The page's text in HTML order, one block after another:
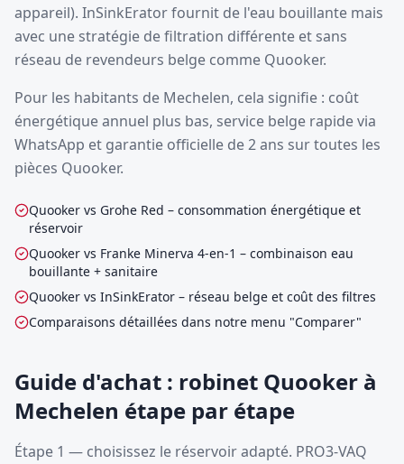
appareil). InSinkErator fournit de l'eau bouillante mais
avec une stratégie de filtration différente et sans
réseau de revendeurs belge comme Quooker.
Pour les habitants de Mechelen, cela signifie : coût
énergétique annuel plus bas, service belge rapide via
WhatsApp et garantie officielle de 2 ans sur toutes les
pièces Quooker.
Quooker vs Grohe Red – consommation énergétique et
réservoir
Quooker vs Franke Minerva 4-en-1 – combinaison eau
bouillante + sanitaire
Quooker vs InSinkErator – réseau belge et coût des filtres
Comparaisons détaillées dans notre menu "Comparer"
Guide d'achat : robinet Quooker à
Mechelen étape par étape
Étape 1 — choisissez le réservoir adapté. PRO3-VAQ